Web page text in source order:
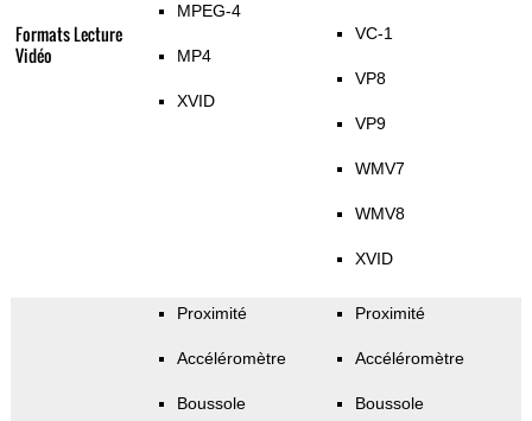
Formats Lecture
Vidéo
MPEG-4
MP4
XVID
VC-1
VP8
VP9
WMV7
WMV8
XVID
Proximité
Accéléromètre
Boussole
Proximité
Accéléromètre
Boussole